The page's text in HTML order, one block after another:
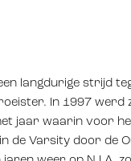
langdurige strijd
In 1997 werd
jaar waarin voor
de Varsity door de